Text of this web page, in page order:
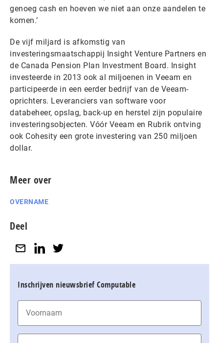
genoeg cash en hoeven we niet aan onze aandelen te
komen.’
De vijf miljard is afkomstig van
investeringsmaatschappij Insight Venture Partners en
de Canada Pension Plan Investment Board. Insight
investeerde in 2013 ook al miljoenen in Veeam en
participeerde in een eerder bedrijf van de Veeam-
oprichters. Leveranciers van software voor
databeheer, opslag, back-up en herstel zijn populaire
investeringsobjecten. Vóór Veeam en Rubrik ontving
ook Cohesity een grote investering van 250 miljoen
dollar.
Meer over
OVERNAME
Deel
Inschrijven nieuwsbrief Computable